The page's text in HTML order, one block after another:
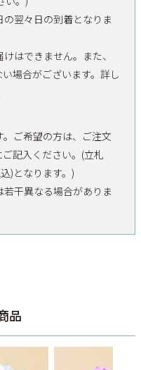
翌々日の到着となりま
はできません。また、
場合がございます。詳し
ご希望の方は、ご注文
記入ください。(立札
)となります。)
干異なる場合がありま
品